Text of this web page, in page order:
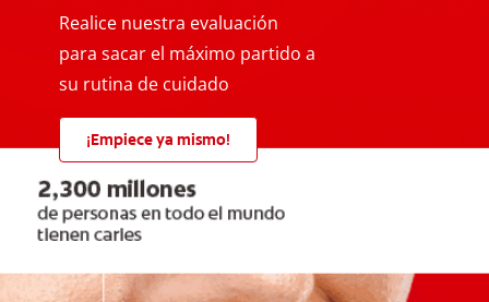
Realice nuestra evaluación
para sacar el máximo partido a
su rutina de cuidado
¡Empiece ya mismo!